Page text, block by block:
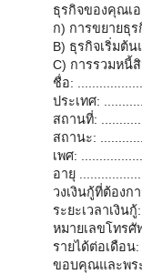
ธุรกิจของคุณเอ
ก) การขยายธุ
B) ธุรกิจเริ่มต้
C) การรวมหนี้
ชื่อ:
ประเทศ:
สถานที่:
สถานะ:
เพศ:
อายุ
วงเงินกู้ที่ต้องกา
ระยะเวลาเงินกู้
หมายเลขโทรศั
รายได้ต่อเดือน:
ขอบคุณและพร